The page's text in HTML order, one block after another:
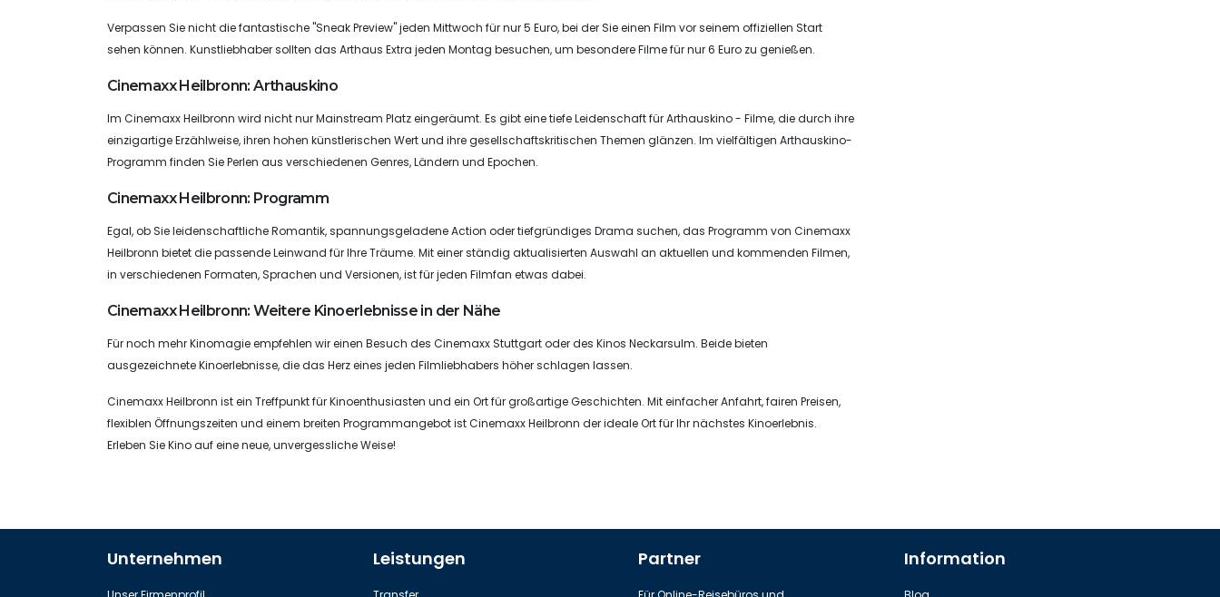
Verpassen Sie nicht die fantastische "Sneak Preview" jeden Mittwoch für nur 5 Euro, bei der Sie einen Film vor seinem offiziellen Start
sehen können. Kunstliebhaber sollten das Arthaus Extra jeden Montag besuchen, um besondere Filme für nur 6 Euro zu genießen.
Cinemaxx Heilbronn: Arthauskino
Im Cinemaxx Heilbronn wird nicht nur Mainstream Platz eingeräumt. Es gibt eine tiefe Leidenschaft für Arthauskino - Filme, die durch ihre
einzigartige Erzählweise, ihren hohen künstlerischen Wert und ihre gesellschaftskritischen Themen glänzen. Im vielfältigen Arthauskino-
Programm finden Sie Perlen aus verschiedenen Genres, Ländern und Epochen.
Cinemaxx Heilbronn: Programm
Egal, ob Sie leidenschaftliche Romantik, spannungsgeladene Action oder tiefgründiges Drama suchen, das Programm von Cinemaxx
Heilbronn bietet die passende Leinwand für Ihre Träume. Mit einer ständig aktualisierten Auswahl an aktuellen und kommenden Filmen,
in verschiedenen Formaten, Sprachen und Versionen, ist für jeden Filmfan etwas dabei.
Cinemaxx Heilbronn: Weitere Kinoerlebnisse in der Nähe
Für noch mehr Kinomagie empfehlen wir einen Besuch des Cinemaxx Stuttgart oder des Kinos Neckarsulm. Beide bieten
ausgezeichnete Kinoerlebnisse, die das Herz eines jeden Filmliebhabers höher schlagen lassen.
Cinemaxx Heilbronn ist ein Treffpunkt für Kinoenthusiasten und ein Ort für großartige Geschichten. Mit einfacher Anfahrt, fairen Preisen,
flexiblen Öffnungszeiten und einem breiten Programmangebot ist Cinemaxx Heilbronn der ideale Ort für Ihr nächstes Kinoerlebnis.
Erleben Sie Kino auf eine neue, unvergessliche Weise!
Unternehmen Leistungen Partner Information